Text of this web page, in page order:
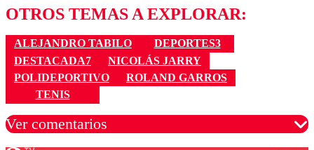
OTROS TEMAS A EXPLORAR:
ALEJANDRO TABILO
DEPORTES3
DESTACADA7
NICOLÁS JARRY
POLIDEPORTIVO
ROLAND GARROS
TENIS
Ver comentarios